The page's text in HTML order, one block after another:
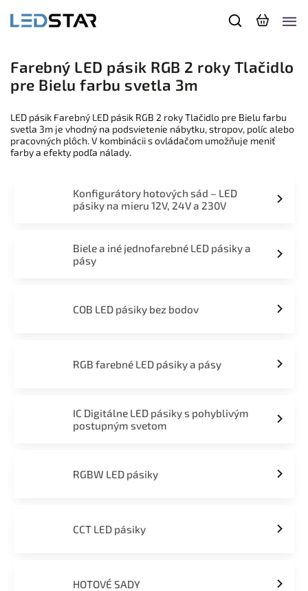
Farebný LED pásik RGB 2 roky Tlačidlo
pre Bielu farbu svetla 3m
LED pásik Farebný LED pásik RGB 2 roky Tlačidlo pre Bielu farbu
svetla 3m je vhodný na podsvietenie nábytku, stropov, políc alebo
pracovných plôch. V kombinácii s ovládačom umožňuje meniť
farby a efekty podľa nálady.
Konfigurátory hotových sád – LED
pásiky na mieru 12V, 24V a 230V
Biele a iné jednofarebné LED pásiky a
pásy
COB LED pásiky bez bodov
RGB farebné LED pásiky a pásy
IC Digitálne LED pásiky s pohyblivým
postupným svetom
RGBW LED pásiky
CCT LED pásiky
HOTOVÉ SADY